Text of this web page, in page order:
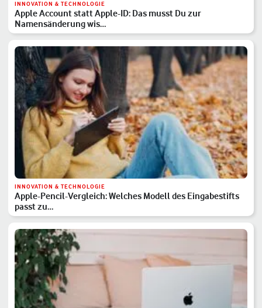
INNOVATION & TECHNOLOGIE
Apple Account statt Apple-ID: Das musst Du zur
Namensänderung wis…
INNOVATION & TECHNOLOGIE
Apple-Pencil-Vergleich: Welches Modell des Eingabestifts
passt zu…